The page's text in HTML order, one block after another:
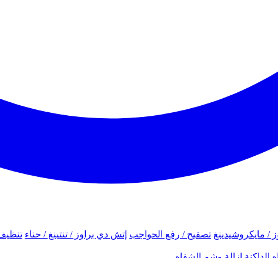
/ مايكروشيدينغ تصفيح / رفع الحواجب إتش دي براوز / تنتينغ / حناء